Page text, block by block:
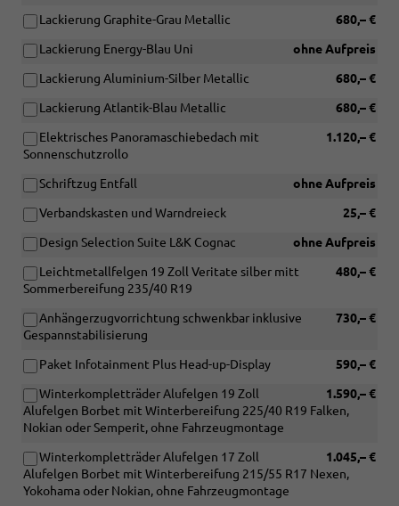
680,– €
Lackierung Graphite-Grau Metallic
ohne Aufpreis
Lackierung Energy-Blau Uni
680,– €
Lackierung Aluminium-Silber Metallic
680,– €
Lackierung Atlantik-Blau Metallic
1.120,– €
Elektrisches Panoramaschiebedach mit
Sonnenschutzrollo
ohne Aufpreis
Schriftzug Entfall
25,– €
Verbandskasten und Warndreieck
ohne Aufpreis
Design Selection Suite L&K Cognac
480,– €
Leichtmetallfelgen 19 Zoll Veritate silber mitt
Sommerbereifung 235/40 R19
730,– €
Anhängerzugvorrichtung schwenkbar inklusive
Gespannstabilisierung
590,– €
Paket Infotainment Plus Head-up-Display
1.590,– €
Winterkompletträder Alufelgen 19 Zoll
Alufelgen Borbet mit Winterbereifung 225/40 R19 Falken,
Nokian oder Semperit, ohne Fahrzeugmontage
1.045,– €
Winterkompletträder Alufelgen 17 Zoll
Alufelgen Borbet mit Winterbereifung 215/55 R17 Nexen,
Yokohama oder Nokian, ohne Fahrzeugmontage